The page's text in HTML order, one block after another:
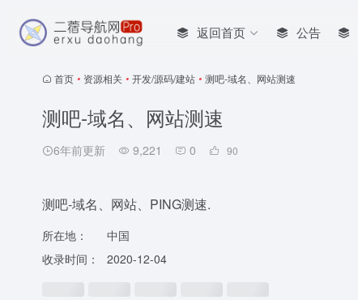
返回首页 公告
首页 • 资源相关 • 开发/源码/建站 • 测吧-域名、网站测速
测吧-域名、网站测速
6年前更新 9,221 0 90
测吧-域名、网站、PING测速.
所在地：
中国
收录时间：
2020-12-04